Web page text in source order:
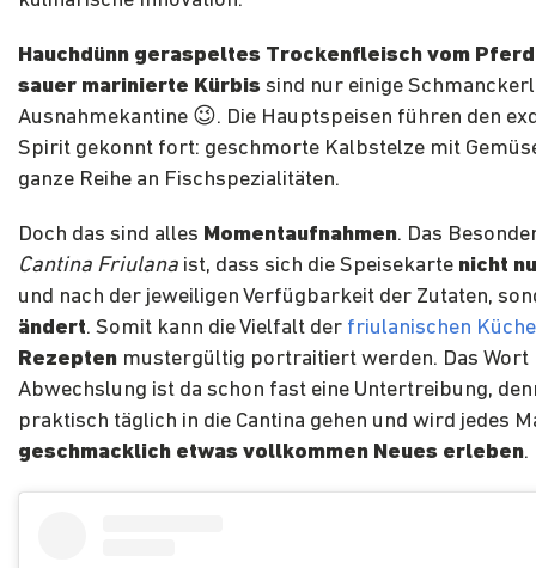
Hauchdünn geraspeltes Trockenfleisch vom Pferd
sauer marinierte Kürbis sind nur einige
Ausnahmekantine 😉. Die Hauptspeisen führen den
Spirit gekonnt fort: geschmorte Kalbstelze mit
ganze Reihe an Fischspezialitäten.
Doch das sind alles Momentaufnahmen. Das
Cantina Friulana ist, dass sich die Speisekarte nicht
und nach der jeweiligen Verfügbarkeit der Zutaten,
ändert. Somit kann die Vielfalt der friulanischen Küche
Rezepten mustergültig portraitiert werden. Das Wort
Abwechslung ist da schon fast eine Untertreibung,
praktisch täglich in die Cantina gehen und wird jedes
geschmacklich etwas vollkommen Neues erleben.